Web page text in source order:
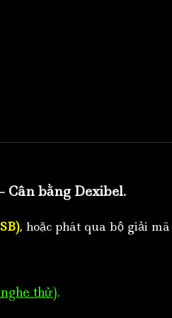
Cân bằng Dexibel.
, hoặc phát qua bộ giải mã
thử).